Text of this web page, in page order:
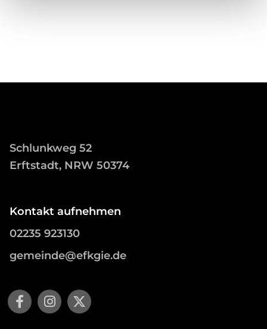
Schlunkweg 52
Erftstadt, NRW 50374
Kontakt aufnehmen
02235 923130
gemeinde@efkgie.de